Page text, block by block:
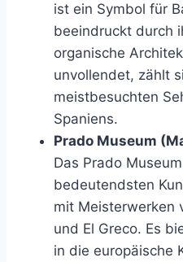
ist ein Symbol für
beeindruckt durch
organische
unvollendet, zählt
meistbesuchten
Spaniens.
Prado Museum
Das Prado
bedeutendsten
mit Meisterwerken
und El Greco. Es
in die europäische